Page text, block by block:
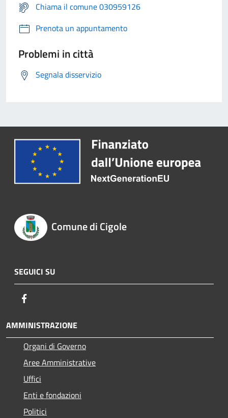
Chiama il comune 030959126
Prenota un appuntamento
Problemi in città
Segnala disservizio
Comune di Cigole
SEGUICI SU
AMMINISTRAZIONE
Organi di Governo
Aree Amministrative
Uffici
Enti e fondazioni
Politici